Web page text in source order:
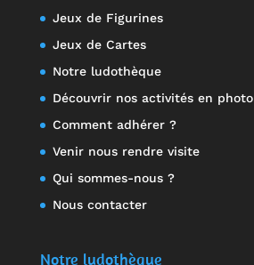
Jeux de Figurines
Jeux de Cartes
Notre ludothèque
Découvrir nos activités en photo
Comment adhérer ?
Venir nous rendre visite
Qui sommes-nous ?
Nous contacter
Notre ludothèque